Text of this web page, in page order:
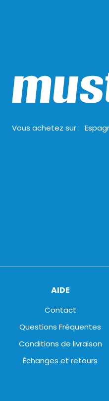
Vous achetez sur :
AIDE
Contact
Questions Fréquentes
Conditions de livraison
Échanges et retours